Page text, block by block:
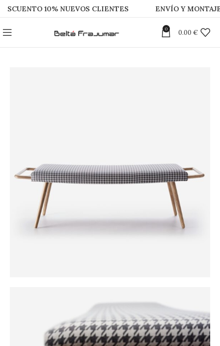
10% NUEVOS CLIENTES ENVÍO Y MONTAJE
0 0.00 €